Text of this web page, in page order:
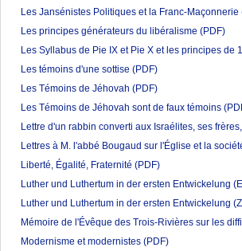
Les Jansénistes Politiques et la Franc-Maçonnerie
Les principes générateurs du libéralisme (PDF)
Les Syllabus de Pie IX et Pie X et les principes de
Les témoins d'une sottise (PDF)
Les Témoins de Jéhovah (PDF)
Les Témoins de Jéhovah sont de faux témoins
Lettre d'un rabbin converti aux Israélites, ses
Lettres à M. l'abbé Bougaud sur l'Église et la
Liberté, Égalité, Fraternité (PDF)
Luther und Luthertum in der ersten Entwickelung
Luther und Luthertum in der ersten Entwickelung
Mémoire de l'Évêque des Trois-Rivières sur les
Modernisme et modernistes (PDF)